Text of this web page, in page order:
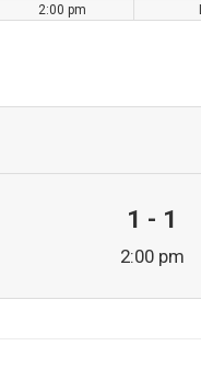
2:00 pm
1 - 1
2:00 pm